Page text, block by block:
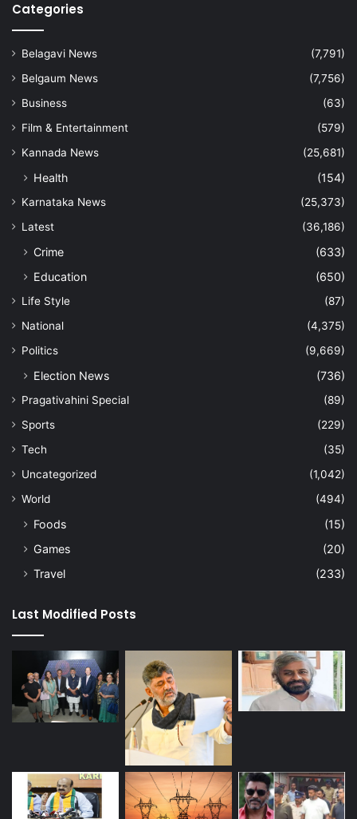
Categories
Belagavi News
(7,791)
Belgaum News
(7,756)
Business
(63)
Film & Entertainment
(579)
Kannada News
(25,681)
Health (154)
Karnataka News
(25,373)
Latest
(36,186)
Crime
(633)
Education
(650)
Life Style
(87)
National
(4,375)
Politics
(9,669)
Election News (736)
Pragativahini Special
(89)
Sports
(229)
Tech
(35)
Uncategorized
(1,042)
World
(494)
Foods
(15)
Games
(20)
Travel
(233)
Last Modified Posts